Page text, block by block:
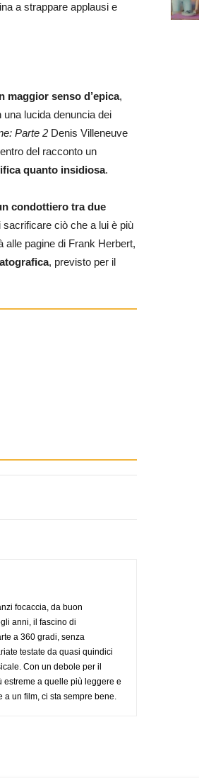
a strappare applausi e
maggior senso d’epica,
una lucida denuncia dei
Parte 2 Denis Villeneuve
del racconto un
quanto insidiosa.
condottiero tra due
sacrificare ciò che a lui è più
alle pagine di Frank Herbert,
, previsto per il
focaccia, da buon
anni, il fascino di
a 360 gradi, senza
testate da quasi quindici
Con un debole per il
estreme a quelle più leggere e
un film, ci sta sempre bene.